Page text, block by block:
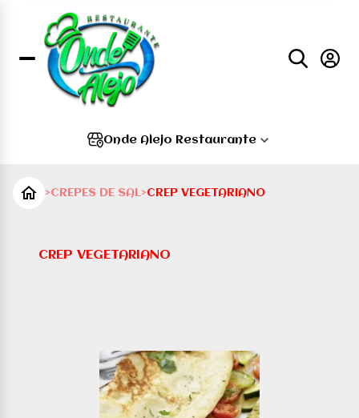
Onde Alejo Restaurante
>CREPES DE SAL>CREP VEGETARIANO
CREP VEGETARIANO